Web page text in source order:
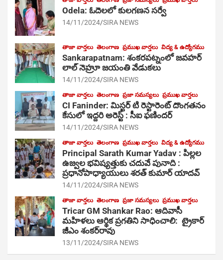
Odela: ఓదెలలో కులగణన సర్వే
14/11/2024 SIRA NEWS
తాజా వార్తలు తెలంగాణ ప్రముఖ వార్తలు విద్య & ఉద్యోగము
Sankarapatnam: శంకరపట్నంలో జవహర్
లాల్ నెహ్రూ జయంతి వేడుకలు
14/11/2024 SIRA NEWS
తాజా వార్తలు తెలంగాణ ప్రజా సమస్యలు ప్రముఖ వార్తలు
CI Faninder: మిస్టర్ టి రెస్టారెంట్ దొంగతనం
కేసులో ఇద్దరి అరెస్ట్ : సీఐ ఫణిందర్
14/11/2024 SIRA NEWS
తాజా వార్తలు తెలంగాణ ప్రముఖ వార్తలు విద్య & ఉద్యోగము
Principal Sarath Kumar Yadav : పిల్లల
ఉజ్వల భవిష్యత్తుకు చదువే పునాది :
ప్రధానోపాధ్యాయులు శరత్ కుమార్ యాదవ్
14/11/2024 SIRA NEWS
తాజా వార్తలు తెలంగాణ ప్రజా సమస్యలు ప్రముఖ వార్తలు
Tricar GM Shankar Rao: ఆదివాసీ
మహిళలు ఆర్థిక ప్రగతిని సాధించాలి: ట్రైకార్
జీఎం శంకర్‌రావు
13/11/2024 SIRA NEWS